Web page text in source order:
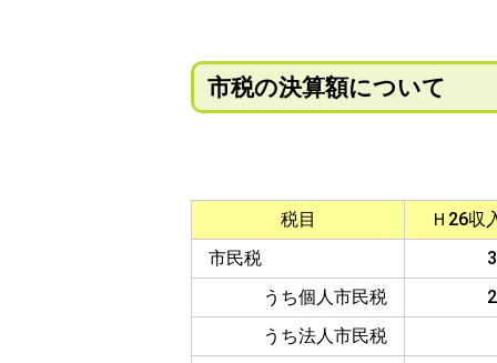
市税の決算額について
税目
Ｈ26収
市民税
うち個人市民税
うち法人市民税